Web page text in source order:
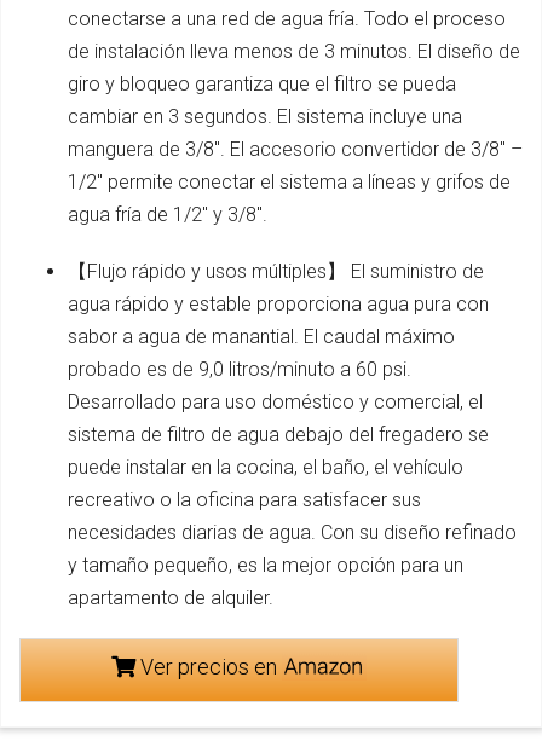
conectarse a una red de agua fría. Todo el proceso
de instalación lleva menos de 3 minutos. El diseño de
giro y bloqueo garantiza que el filtro se pueda
cambiar en 3 segundos. El sistema incluye una
manguera de 3/8". El accesorio convertidor de 3/8" –
1/2" permite conectar el sistema a líneas y grifos de
agua fría de 1/2" y 3/8".
【Flujo rápido y usos múltiples】 El suministro de
agua rápido y estable proporciona agua pura con
sabor a agua de manantial. El caudal máximo
probado es de 9,0 litros/minuto a 60 psi.
Desarrollado para uso doméstico y comercial, el
sistema de filtro de agua debajo del fregadero se
puede instalar en la cocina, el baño, el vehículo
recreativo o la oficina para satisfacer sus
necesidades diarias de agua. Con su diseño refinado
y tamaño pequeño, es la mejor opción para un
apartamento de alquiler.
Ver precios en